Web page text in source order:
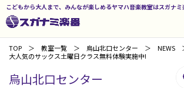
こどもから大人まで、みんなが楽しめるヤマハ音楽教室はスガナミ
TOP 教室一覧 烏山北口センター
NEWS
大人気のサックス土曜日クラス無料体験実施中!
烏山北口センター